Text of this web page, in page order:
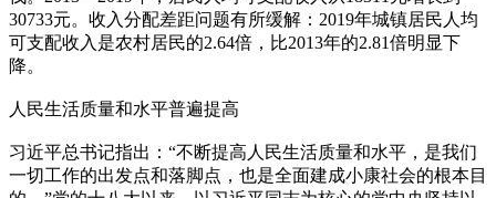
30733元。收入分配差距问题有所缓解：2019年城镇居民人均
可支配收入是农村居民的2.64倍，比2013年的2.81倍明显下
降。
人民生活质量和水平普遍提高
习近平总书记指出：“不断提高人民生活质量和水平，是我们
一切工作的出发点和落脚点，也是全面建成小康社会的根本目